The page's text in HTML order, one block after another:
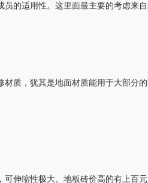
的适用性。这里面最主要的考虑来
质，犹其是地面材质能用于大部分
伸缩性极大。地板砖价高的有上百